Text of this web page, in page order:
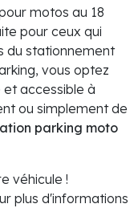
motos au 18
pour ceux qui
du stationnement
vous optez
et accessible à
ou simplement de
parking moto
véhicule !
plus d'informations